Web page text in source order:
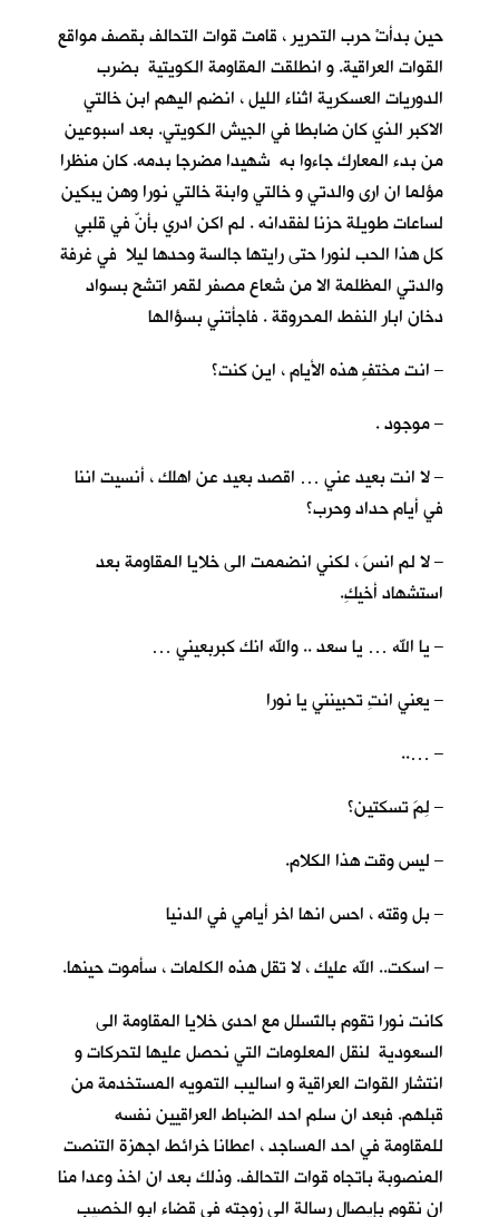
حين بدأتْ حرب التحرير ، قامت قوات التحالف بقصف مواقع
القوات العراقية. و انطلقت المقاومة الكويتية بضرب
الدوريات العسكرية اثناء الليل ، انضم اليهم ابن خالتي
الاكبر الذي كان ضابطا في الجيش الكويتي. بعد اسبوعين
من بدء المعارك جاءوا به شهيدا مضرجا بدمه. كان منظرا
مؤلما ان ارى والدتي و خالتي وابنة خالتي نورا وهن يبكين
لساعات طويلة حزنا لفقدانه . لم اكن ادري بأنّ في قلبي
كل هذا الحب لنورا حتى رايتها جالسة وحدها ليلا في غرفة
والدتي المظلمة الا من شعاع مصفر لقمر اتشح بسواد
دخان ابار النفط المحروقة . فاجأتني بسؤالها
– انت مختفٍ هذه الأيام ، اين كنت؟
– موجود .
– لا انت بعيد عني … اقصد بعيد عن اهلك ، أنسيت اننا
في أيام حداد وحرب؟
– لا لم انسَ ، لكني انضممت الى خلايا المقاومة بعد
استشهاد أخيكِ.
– يا الله … يا سعد .. والله انك كبربعيني …
– يعني انتِ تحبينني يا نورا
– …..
– لِمَ تسكتين؟
– ليس وقت هذا الكلام.
– بل وقته ، احس انها اخر أيامي في الدنيا
– اسكت.. الله عليك ، لا تقل هذه الكلمات ، سأموت حينها.
كانت نورا تقوم بالتَسلل مع احدى خلايا المقاومة الى
السعودية لنقل المعلومات التي نحصل عليها لتحركات و
انتشار القوات العراقية و اساليب التمويه المستخدمة من
قبلهم. فبعد ان سلم احد الضباط العراقيين نفسه
للمقاومة في احد المساجد ، اعطانا خرائط اجهزة التنصت
المنصوبة باتجاه قوات التحالف. وذلك بعد ان اخذ وعدا منا
ان نقوم بإيصال رسالة الى زوجته في قضاء ابو الخصيب